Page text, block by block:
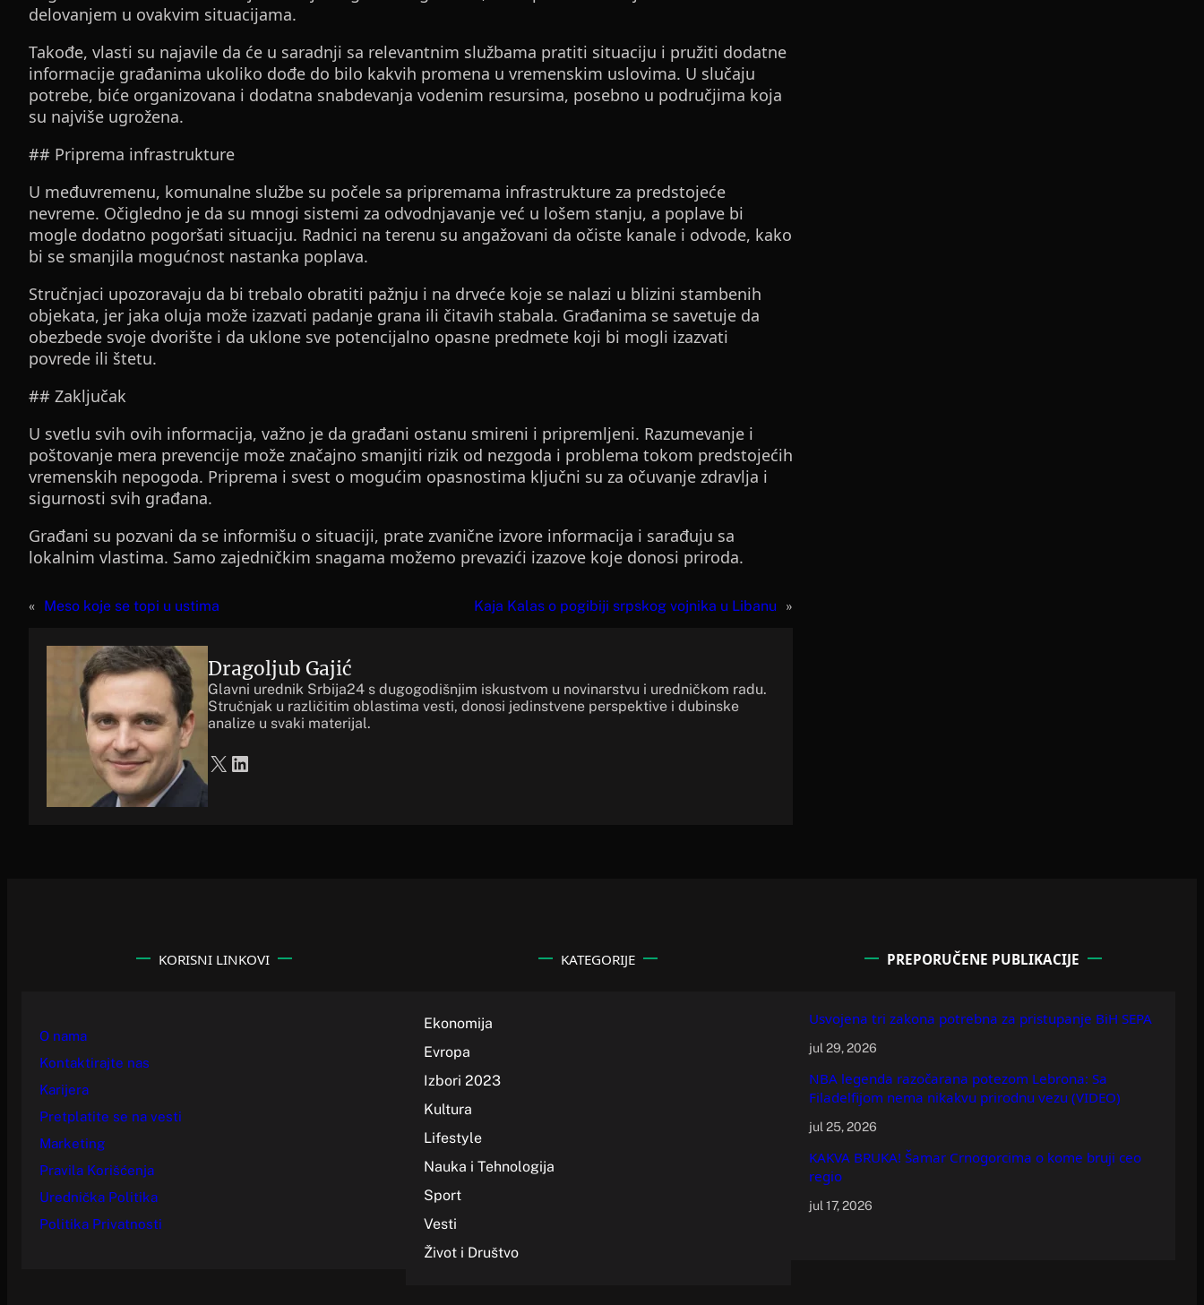
delovanjem u ovakvim situacijama.
Takođe, vlasti su najavile da će u saradnji sa relevantnim službama pratiti situaciju i pružiti dodatne
informacije građanima ukoliko dođe do bilo kakvih promena u vremenskim uslovima. U slučaju
potrebe, biće organizovana i dodatna snabdevanja vodenim resursima, posebno u područjima koja
su najviše ugrožena.
## Priprema infrastrukture
U međuvremenu, komunalne službe su počele sa pripremama infrastrukture za predstojeće
nevreme. Očigledno je da su mnogi sistemi za odvodnjavanje već u lošem stanju, a poplave bi
mogle dodatno pogoršati situaciju. Radnici na terenu su angažovani da očiste kanale i odvode, kako
bi se smanjila mogućnost nastanka poplava.
Stručnjaci upozoravaju da bi trebalo obratiti pažnju i na drveće koje se nalazi u blizini stambenih
objekata, jer jaka oluja može izazvati padanje grana ili čitavih stabala. Građanima se savetuje da
obezbede svoje dvorište i da uklone sve potencijalno opasne predmete koji bi mogli izazvati
povrede ili štetu.
## Zaključak
U svetlu svih ovih informacija, važno je da građani ostanu smireni i pripremljeni. Razumevanje i
poštovanje mera prevencije može značajno smanjiti rizik od nezgoda i problema tokom predstojećih
vremenskih nepogoda. Priprema i svest o mogućim opasnostima ključni su za očuvanje zdravlja i
sigurnosti svih građana.
Građani su pozvani da se informišu o situaciji, prate zvanične izvore informacija i sarađuju sa
lokalnim vlastima. Samo zajedničkim snagama možemo prevazići izazove koje donosi priroda.
« Meso koje se topi u ustima Kaja Kalas o pogibiji srpskog vojnika u Libanu »
Dragoljub Gajić
Glavni urednik Srbija24 s dugogodišnjim iskustvom u novinarstvu i uredničkom radu.
Stručnjak u različitim oblastima vesti, donosi jedinstvene perspektive i dubinske
analize u svaki materijal.
X LinkedIn
KORISNI LINKOVI
O nama
Kontaktirajte nas
Karijera
Pretplatite se na vesti
Marketing
Pravila Korišćenja
Urednička Politika
Politika Privatnosti
KATEGORIJE
Ekonomija
Evropa
Izbori 2023
Kultura
Lifestyle
Nauka i Tehnologija
Sport
Vesti
Život i Društvo
PREPORUČENE PUBLIKACIJE
Usvojena tri zakona potrebna za pristupanje BiH SEPA
jul 29, 2026
NBA legenda razočarana potezom Lebrona: Sa
Filadelfijom nema nikakvu prirodnu vezu (VIDEO)
jul 25, 2026
KAKVA BRUKA! Šamar Crnogorcima o kome bruji ceo
regio
jul 17, 2026